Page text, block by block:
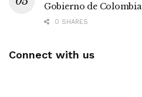
Gobierno de Colombia
0 SHARES
Connect with us